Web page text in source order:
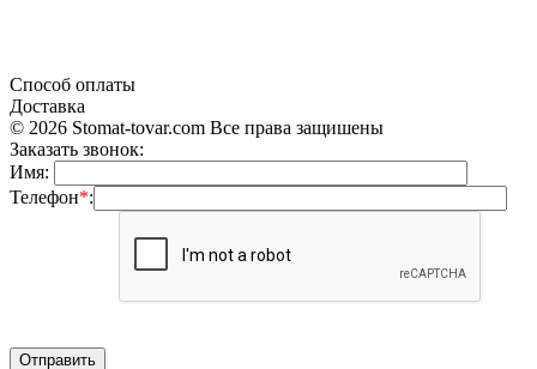
Способ оплаты
Доставка
© 2026 Stomat-tovar.com Все права защишены
Заказать звонок:
Имя:
Телефон*: